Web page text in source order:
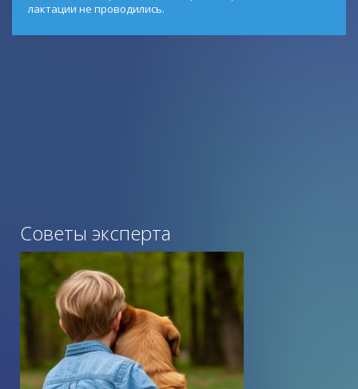
лактации не проводились.
Советы эксперта